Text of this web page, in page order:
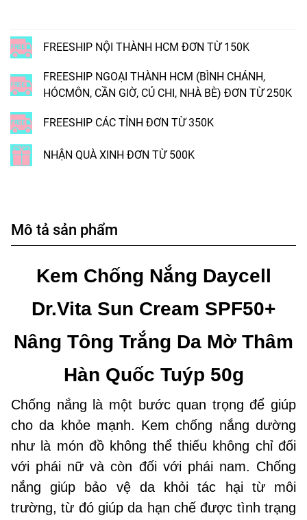
FREESHIP NỘI THÀNH HCM ĐƠN TỪ 150K
FREESHIP NGOẠI THÀNH HCM (BÌNH CHÁNH,
HÓCMÔN, CẦN GIỜ, CỦ CHI, NHÀ BÈ) ĐƠN TỪ 250K
FREESHIP CÁC TỈNH ĐƠN TỪ 350K
NHẬN QUÀ XINH ĐƠN TỪ 500K
Mô tả sản phẩm
Kem Chống Nắng Daycell
Dr.Vita Sun Cream SPF50+
Nâng Tông Trắng Da Mờ Thâm
Hàn Quốc Tuýp 50g
Chống nắng là một bước quan trọng để giúp
cho da khỏe mạnh. Kem chống nắng dường
như là món đồ không thể thiếu không chỉ đối
với phái nữ và còn đối với phái nam. Chống
nắng giúp bảo vệ da khỏi tác hại từ môi
trường, từ đó giúp da hạn chế được tình trạng